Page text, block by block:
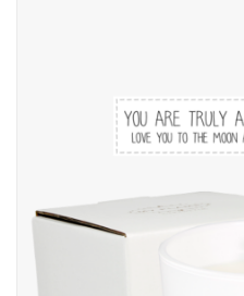
Relatiegeschenken & Bedankjes